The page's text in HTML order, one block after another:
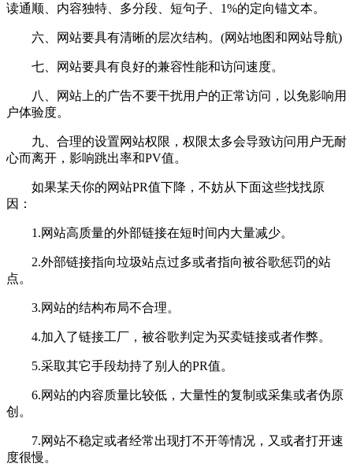
读通顺、内容独特、多分段、短句子、1%的定向锚文本。
六、网站要具有清晰的层次结构。(网站地图和网站导航)
七、网站要具有良好的兼容性能和访问速度。
八、网站上的广告不要干扰用户的正常访问，以免影响用
户体验度。
九、合理的设置网站权限，权限太多会导致访问用户无耐
心而离开，影响跳出率和PV值。
如果某天你的网站PR值下降，不妨从下面这些找找原
因：
1.网站高质量的外部链接在短时间内大量减少。
2.外部链接指向垃圾站点过多或者指向被谷歌惩罚的站
点。
3.网站的结构布局不合理。
4.加入了链接工厂，被谷歌判定为买卖链接或者作弊。
5.采取其它手段劫持了别人的PR值。
6.网站的内容质量比较低，大量性的复制或采集或者伪原
创。
7.网站不稳定或者经常出现打不开等情况，又或者打开速
度很慢。